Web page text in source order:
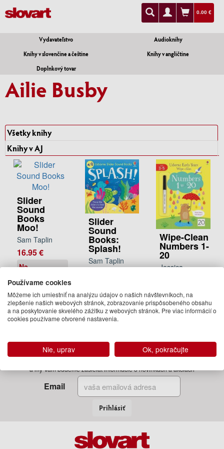
0.00 €
Vydavateľstvo
Audioknihy
Knihy v slovenčine a češtine
Knihy v angličtine
Doplnkový tovar
Ailie Busby
Všetky knihy
Knihy v AJ
Slider
Sound
Books
Moo!
Sam Taplin
16.95 €
Na
Slider
Sound
Books:
Splash!
Sam Taplin
21 dní
Wipe-Clean
Numbers 1-
20
Jessica
9.50 €
Na
objednávku
Zadajte Váš email
a my Vám budeme zasielať informácie o novinkách a akciách
Email
Prihlásiť
Používame cookies
Môžeme ich umiestniť na analýzu údajov o našich návštevníkoch, na
zlepšenie našich webových stránok, zobrazovanie prispôsobeného obsahu
a na poskytovanie skvelého zážitku z webových stránok. Pre viac informácií o
cookies používame otvorené nastavenia.
Nie, uprav Ok, pokračujte